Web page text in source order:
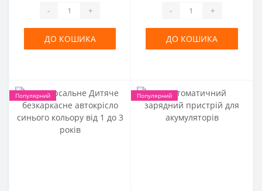
- +
ДО КОШИКА
- +
ДО КОШИКА
Популярний Популярний